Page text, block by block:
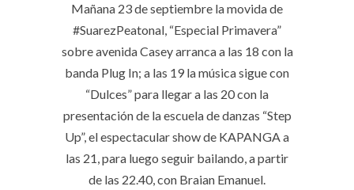
Mañana 23 de septiembre la movida de
#SuarezPeatonal, “Especial Primavera”
sobre avenida Casey arranca a las 18 con la
banda Plug In; a las 19 la música sigue con
“Dulces” para llegar a las 20 con la
presentación de la escuela de danzas “Step
Up”, el espectacular show de KAPANGA a
las 21, para luego seguir bailando, a partir
de las 22.40, con Braian Emanuel.